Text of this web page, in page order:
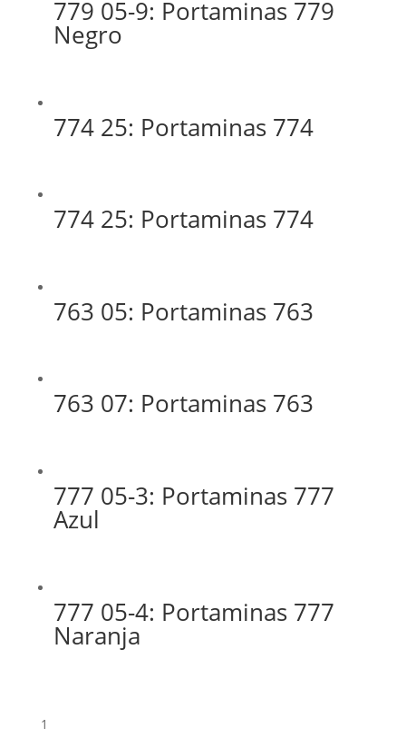
779 05-9: Portaminas 779
Negro
774 25: Portaminas 774
774 25: Portaminas 774
763 05: Portaminas 763
763 07: Portaminas 763
777 05-3: Portaminas 777
Azul
777 05-4: Portaminas 777
Naranja
1